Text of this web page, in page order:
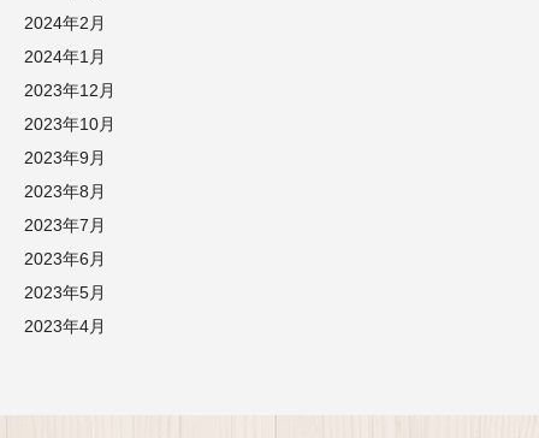
2024年2月
2024年1月
2023年12月
2023年10月
2023年9月
2023年8月
2023年7月
2023年6月
2023年5月
2023年4月